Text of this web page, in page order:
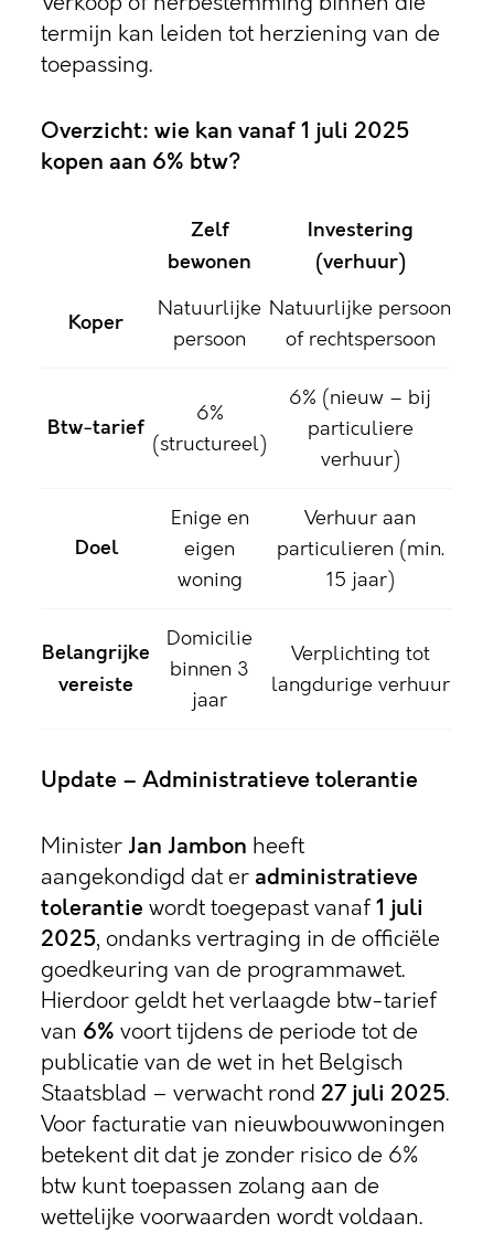
termijn kan leiden tot herziening van de
toepassing.
Overzicht: wie kan vanaf 1 juli 2025
kopen aan 6% btw?
Zelf
bewonen
Investering
(verhuur)
Koper
Natuurlijke
persoon
Natuurlijke persoon
of rechtspersoon
Btw‑tarief
6%
(structureel)
6% (nieuw – bij
particuliere
verhuur)
Doel
Enige en
eigen
woning
Verhuur aan
particulieren (min.
15 jaar)
Belangrijke
vereiste
Domicilie
binnen 3
jaar
Verplichting tot
langdurige verhuur
Update – Administratieve tolerantie
Minister Jan Jambon heeft
aangekondigd dat er administratieve
tolerantie wordt toegepast vanaf1 juli
2025, ondanks vertraging in de officiële
goedkeuring van de programmawet.
Hierdoor geldt het verlaagde btw-tarief
van 6% voort tijdens de periode tot de
publicatie van de wet in het Belgisch
Staatsblad – verwacht rond27 juli 2025.
Voor facturatie van nieuwbouwwoningen
betekent dit dat je zonder risico de 6%
btw kunt toepassen zolang aan de
wettelijke voorwaarden wordt voldaan.